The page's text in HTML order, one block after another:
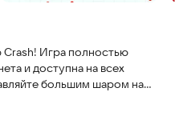
Игра полностью
и доступна на всех
большим шаром на
вы стать лучшим мастером